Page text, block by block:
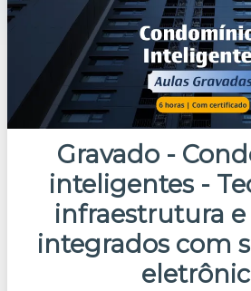
Gravado -
inteligentes -
infraestrutura
integrados com